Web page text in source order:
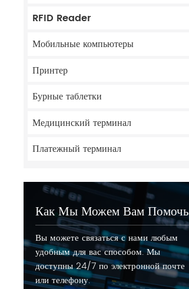
RFID Reader
Мобильные компьютеры
Принтер
Бурные таблетки
Медицинский терминал
Платежный терминал
Как Мы Можем Вам Помочь
Вы можете связаться с нами любым
удобным для вас способом. Мы
доступны 24/7 по электронной почте
или телефону.